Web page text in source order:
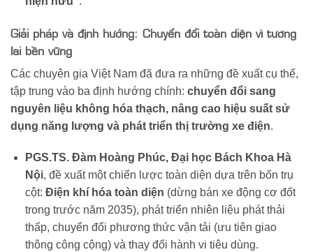
Giải pháp và định hướng: Chuyển đổi toàn diện vì tương
lai bền vững
Các chuyên gia Việt Nam đã đưa ra những đề xuất cụ thể,
tập trung vào ba định hướng chính: chuyển đổi sang
nguyên liệu không hóa thạch, nâng cao hiệu suất sử
dụng năng lượng và phát triển thị trường xe điện.
PGS.TS. Đàm Hoàng Phúc, Đại học Bách Khoa Hà
Nội, đề xuất một chiến lược toàn diện dựa trên bốn trụ
cột: Điện khí hóa toàn diện (dừng bán xe động cơ đốt
trong trước năm 2035), phát triển nhiên liệu phát thải
thấp, chuyển đổi phương thức vận tải (ưu tiên giao
thông công cộng) và thay đổi hành vi tiêu dùng.